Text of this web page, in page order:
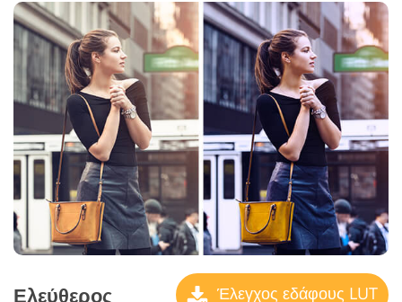
Ελεύθερος Έλεγχος εδάφους LUT